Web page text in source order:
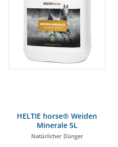
HELTIE horse® Weiden
Minerale 5L
Natürlicher Dünger